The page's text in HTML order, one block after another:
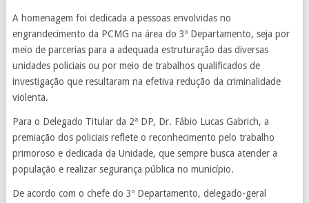
A homenagem foi dedicada a pessoas envolvidas no
engrandecimento da PCMG na área do 3º Departamento, seja por
meio de parcerias para a adequada estruturação das diversas
unidades policiais ou por meio de trabalhos qualificados de
investigação que resultaram na efetiva redução da criminalidade
violenta.
Para o Delegado Titular da 2ª DP, Dr. Fábio Lucas Gabrich, a
premiação dos policiais reflete o reconhecimento pelo trabalho
primoroso e dedicada da Unidade, que sempre busca atender a
população e realizar segurança pública no município.
De acordo com o chefe do 3º Departamento, delegado-geral